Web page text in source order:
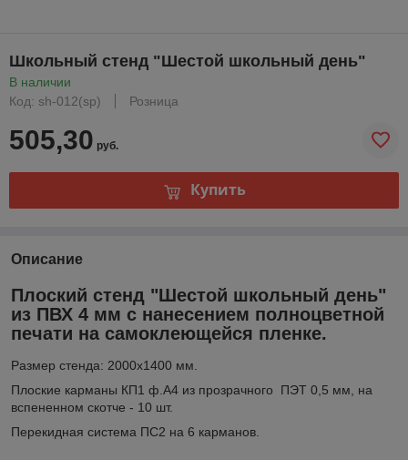
Школьный стенд "Шестой школьный день"
В наличии
Код: sh-012(sp)
Розница
505,30 руб.
Купить
Описание
Плоский стенд "Шестой школьный день"
из ПВХ 4 мм с нанесением полноцветной
печати на самоклеющейся пленке.
Размер стенда: 2000х1400 мм.
Плоские карманы КП1 ф.А4 из прозрачного ПЭТ 0,5 мм, на
вспененном скотче - 10 шт.
Перекидная система ПС2 на 6 карманов.